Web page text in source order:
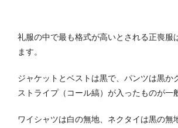
礼服の中で最も格式が高いとされる正喪服
ます。
ジャケットとベストは黒で、パンツは黒か
ストライプ（コール縞）が入ったものが一
ワイシャツは白の無地、ネクタイは黒の無